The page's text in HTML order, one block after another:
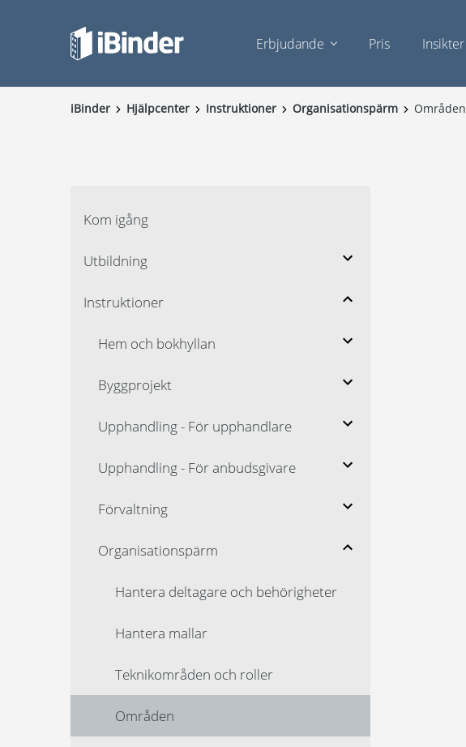
Erbjudande Pris Insikter
iBinder Hjälpcenter Instruktioner Organisationspärm Områden
Kom igång
Utbildning
Instruktioner
Hem och bokhyllan
Byggprojekt
Upphandling - För upphandlare
Upphandling - För anbudsgivare
Förvaltning
Organisationspärm
Hantera deltagare och behörigheter
Hantera mallar
Teknikområden och roller
Områden